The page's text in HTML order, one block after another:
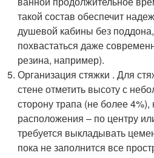
такой состав обеспечит
душевой кабины без
похвастаться даже
резина, например).
Организация стяжки . Для
стене отметить высоту с
сторону трапа (не более 4%),
расположения – по центру
требуется выкладывать
пока не заполнится все